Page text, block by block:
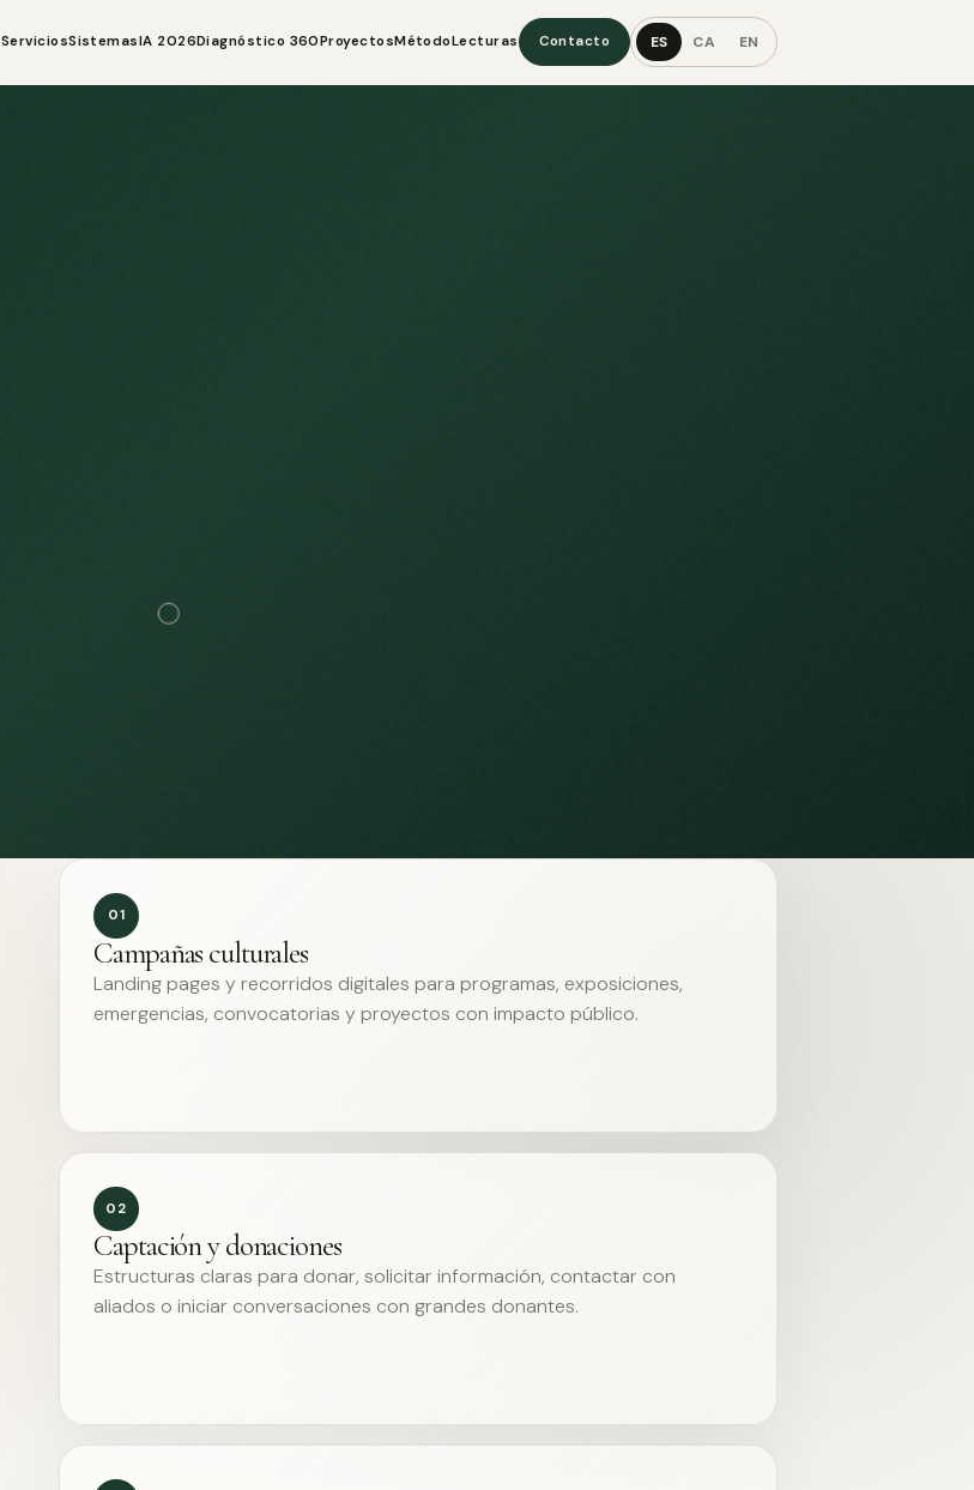
ServiciosSistemasIA 2026Diagnóstico 360ProyectosMétodoLecturas Contacto ES CA EN
01
Campañas culturales
Landing pages y recorridos digitales para programas, exposiciones,
emergencias, convocatorias y proyectos con impacto público.
02
Captación y donaciones
Estructuras claras para donar, solicitar información, contactar con
aliados o iniciar conversaciones con grandes donantes.